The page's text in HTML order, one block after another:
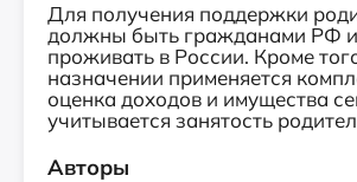
Для получения поддержки
должны быть гражданами РФ и
проживать в России. Кроме
назначении применяется
оценка доходов и имущества
учитывается занятость
Авторы